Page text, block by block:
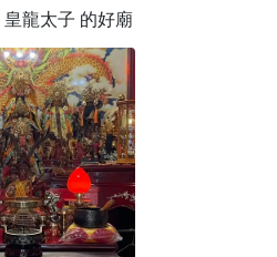
皇龍太子 的好廟